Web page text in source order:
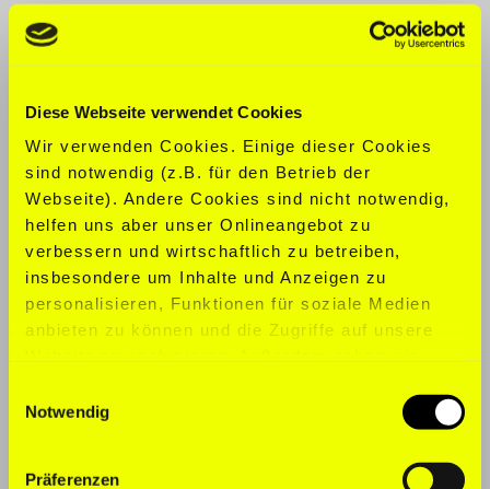
Diese Webseite verwendet Cookies
Wir verwenden Cookies. Einige dieser Cookies
sind notwendig (z.B. für den Betrieb der
Webseite). Andere Cookies sind nicht notwendig,
helfen uns aber unser Onlineangebot zu
verbessern und wirtschaftlich zu betreiben,
insbesondere um Inhalte und Anzeigen zu
personalisieren, Funktionen für soziale Medien
anbieten zu können und die Zugriffe auf unsere
Website an unsere Partner für soziale Medien,
Werbung und Analysen weiter. Unsere Partner
führen diese Informationen möglicherweise mit
Notwendig
Präferenzen
KONFEKTION:
SPORTARTEN:American Football,
Basketball, Fußball, Tischtennis,
Tennis
TALENTE:Tänzer | Choreograf |
Schauspieler
SPRACHEN:Englisch, Deutsch